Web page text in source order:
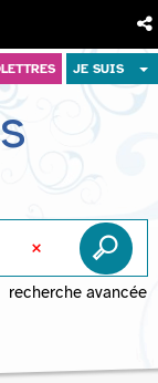
JE SUIS
recherche avancée